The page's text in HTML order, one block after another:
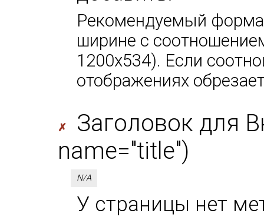
Рекомендуемый
ширине с
1200х534). Если
отображениях
✗
Заголовок для
name="title")
N/A
У страницы нет